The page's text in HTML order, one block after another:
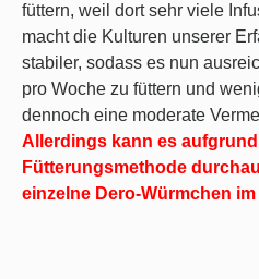
füttern, weil dort sehr viele
macht die Kulturen unserer
stabiler, sodass es nun
pro Woche zu füttern und
dennoch eine moderate
Allerdings kann es
Fütterungsmethode
einzelne Dero-Würmchen